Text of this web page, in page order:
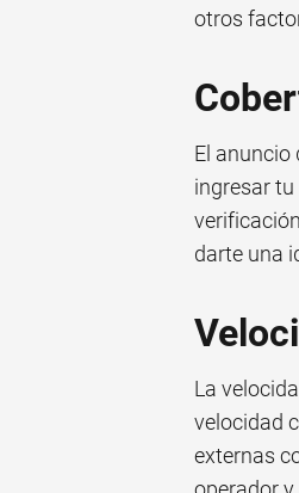
otros
El anuncio
ingresar
darte una
La
velocidad
externas